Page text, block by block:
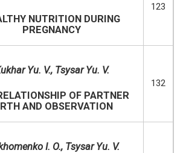
NUTRITION DURING
PREGNANCY
123
Yu. V., Tsysar Yu. V.
OF PARTNER
AND OBSERVATION
132
I. O., Tsysar Yu. V.